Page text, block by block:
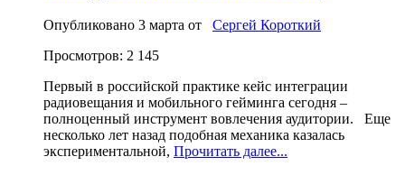
Опубликовано 3 марта от Сергей Короткий
Просмотров: 2 145
Первый в российской практике кейс интеграции
радиовещания и мобильного гейминга сегодня –
полноценный инструмент вовлечения аудитории. Еще
несколько лет назад подобная механика казалась
экспериментальной, Прочитать далее...